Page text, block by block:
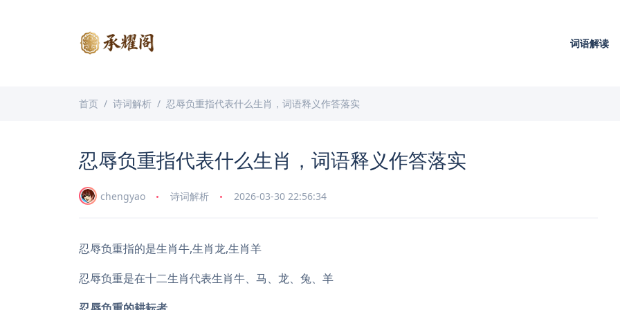
词语解读
首页 诗词解析 忍辱负重指代表什么生肖，词语释义作答落实
忍辱负重指代表什么生肖，词语释义作答落实
chengyao 诗词解析 2026-03-30 22:56:34
忍辱负重指的是生肖牛,生肖龙,生肖羊
忍辱负重是在十二生肖代表生肖牛、马、龙、兔、羊